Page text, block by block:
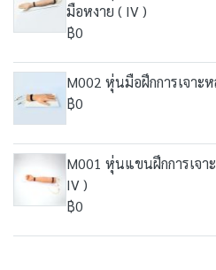
มือหงาย ( IV )
฿0
M002 หุ่นมือฝึกการเจาะ
฿0
M001 หุ่นแขนฝึกการเจา
IV )
฿0